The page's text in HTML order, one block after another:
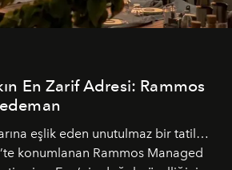
En Zarif Adresi: Rammos
eşlik eden unutulmaz bir tatil…
konumlanan Rammos Managed